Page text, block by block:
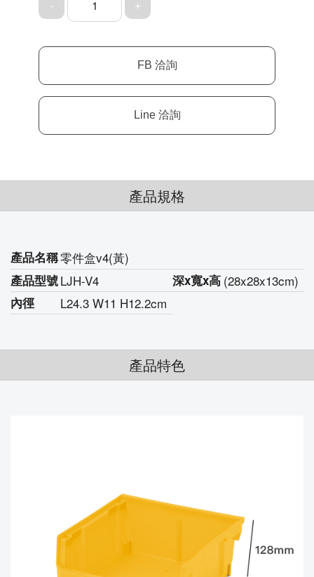
1
產品規格
產品名稱零件盒v4(黃)
產品型號LJH-V4 深x寬x高 (28x28x13cm)
內徑 L24.3 W11 H12.2cm
產品特色